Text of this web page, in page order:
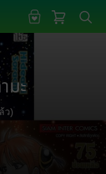
มะ
ว)